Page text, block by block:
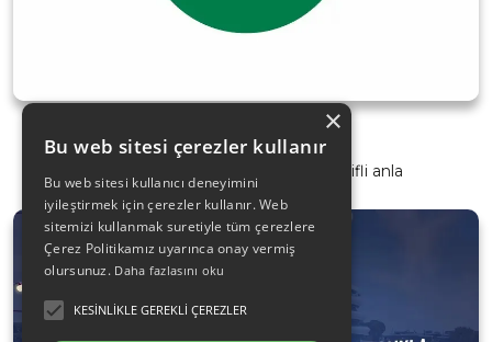
Sir Winston Pub
İş çıkışı arkadaşlarla geçirilecek keyifli anla
×
Bu web sitesi çerezler kullanır
Bu web sitesi kullanıcı deneyimini
iyileştirmek için çerezler kullanır. Web
sitemizi kullanmak suretiyle tüm çerezlere
Çerez Politikamız uyarınca onay vermiş
olursunuz. Daha fazlasını oku
KESINLIKLE GEREKLI ÇEREZLER